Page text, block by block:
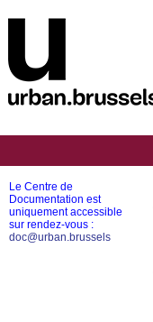
Le Centre de
Documentation est
uniquement accessible
sur rendez-vous :
doc@urban.brussels